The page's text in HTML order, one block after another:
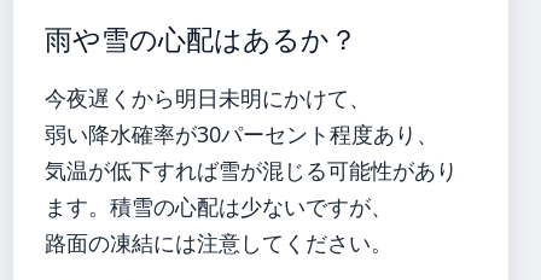
雨や雪の心配はあるか？
今夜遅くから明日未明にかけて、
弱い降水確率が30パーセント程度あり、
気温が低下すれば雪が混じる可能性があり
ます。積雪の心配は少ないですが、
路面の凍結には注意してください。